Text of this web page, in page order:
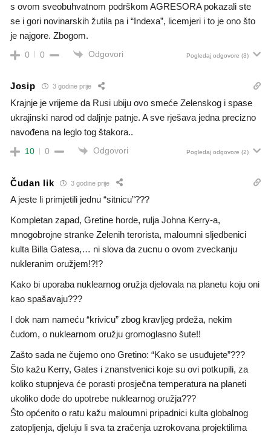
s ovom sveobuhvatnom podrškom AGRESORA pokazali ste
se i gori novinarskih žutila pa i “Indexa”, licemjeri i to je ono što
je najgore. Zbogom.
0 0 Odgovori Pogledaj odgovore (3)
Josip 3 godine prije
Krajnje je vrijeme da Rusi ubiju ovo smeće Zelenskog i spase
ukrajinski narod od daljnje patnje. A sve rješava jedna precizno
navođena na leglo tog štakora..
10 0 Odgovori Pogledaj odgovore (2)
Čudan lik 3 godine prije
A jeste li primjetili jednu “sitnicu”???
Kompletan zapad, Gretine horde, rulja Johna Kerry-a,
mnogobrojne stranke Zelenih terorista, maloumni sljedbenici
kulta Billa Gatesa,… ni slova da zucnu o ovom zveckanju
nukleranim oružjem!?!?
Kako bi uporaba nuklearnog oružja djelovala na planetu koju oni
kao spašavaju???
I dok nam nameću “krivicu” zbog kravljeg prdeža, nekim
čudom, o nuklearnom oružju gromoglasno šute!!
Zašto sada ne čujemo ono Gretino: “Kako se usuđujete”???
Što kažu Kerry, Gates i znanstvenici koje su ovi potkupili, za
koliko stupnjeva će porasti prosječna temperatura na planeti
ukoliko dođe do upotrebe nuklearnog oružja???
Što općenito o ratu kažu maloumni pripadnici kulta globalnog
zatopljenja, djeluju li sva ta zračenja uzrokovana projektilima